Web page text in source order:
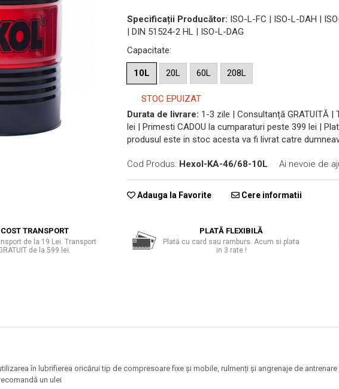
Specificații Producător: ISO-L-FC | ISO-L-DAH |
| DIN 51524-2 HL | ISO-L-DAG
Capacitate:
10L 20L 60L 208L
STOC EPUIZAT
Durata de livrare: 1-3 zile | Consultanță GRATUITĂ |
lei | Primesti CADOU la cumparaturi peste 399 lei |
produsul este in stoc acesta va fi livrat catre
Cod Produs: Hexol-KA-46/68-10L Ai nevoie de
Adauga la Favorite Cere informatii
COST TRANSPORT
de la 19 Lei. Transport
de la 599 lei.
PLATĂ FLEXIBILĂ
Plată cu card sau ramburs. Acum si plata
in 3 rate !
în lubrifierea oricărui tip de compresoare fixe și mobile, rulmenți și angrenaje de
un ulei